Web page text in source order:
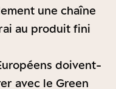
une chaîne
au produit fini
doivent-
avec le Green